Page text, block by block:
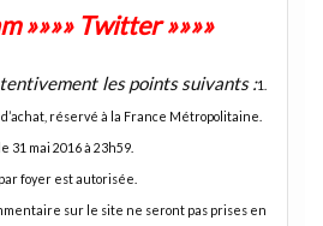
»»»» Twitter »»»»
les points suivants :1.
réservé à la France Métropolitaine.
31 mai 2016 à 23h59.
foyer est autorisée.
sur le site ne seront pas prises en